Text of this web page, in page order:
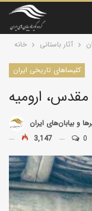
خانه آثار باستانی
کلیسا‌های تاریخی ایران
ارومیه
و بیابان‌های ایران
3,147
0